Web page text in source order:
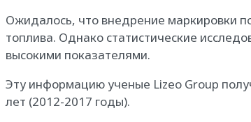
Ожидалось, что внедрение маркировки
топлива. Однако статистические
высокими показателями.
Эту информацию ученые Lizeo Group
лет (2012-2017 годы).